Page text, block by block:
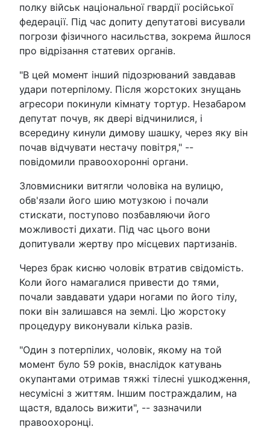
полку військ національної гвардії російської
федерації. Під час допиту депутатові висували
погрози фізичного насильства, зокрема йшлося
про відрізання статевих органів.
"В цей момент інший підозрюваний завдавав
удари потерпілому. Після жорстоких знущань
агресори покинули кімнату тортур. Незабаром
депутат почув, як двері відчинилися, і
всередину кинули димову шашку, через яку він
почав відчувати нестачу повітря," --
повідомили правоохоронні органи.
Зловмисники витягли чоловіка на вулицю,
обв'язали його шию мотузкою і почали
стискати, поступово позбавляючи його
можливості дихати. Під час цього вони
допитували жертву про місцевих партизанів.
Через брак кисню чоловік втратив свідомість.
Коли його намагалися привести до тями,
почали завдавати удари ногами по його тілу,
поки він залишався на землі. Цю жорстоку
процедуру виконували кілька разів.
"Один з потерпілих, чоловік, якому на той
момент було 59 років, внаслідок катувань
окупантами отримав тяжкі тілесні ушкодження,
несумісні з життям. Іншим постраждалим, на
щастя, вдалось вижити", -- зазначили
правоохоронці.